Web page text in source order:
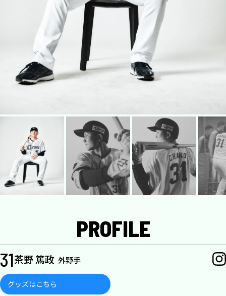
PROFILE
31茶野 篤政 外野手
グッズはこちら